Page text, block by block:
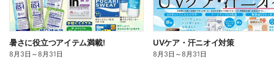
暑さに役立つアイテム満載!
8月3日 ～8月31日
UVケア・汗ニオイ対策
8月3日 ～8月31日